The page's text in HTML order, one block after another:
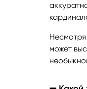
Несмотря
может